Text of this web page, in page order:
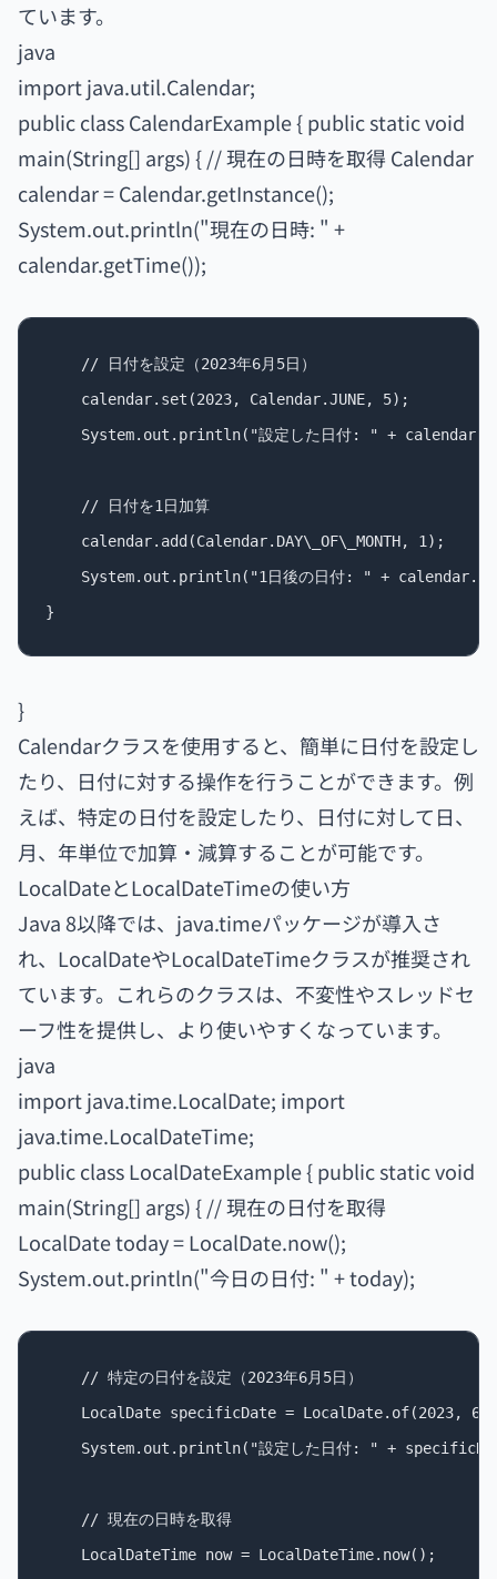
ています。
java
import java.util.Calendar;
public class CalendarExample { public static void
main(String[] args) { // 現在の日時を取得 Calendar
calendar = Calendar.getInstance();
System.out.println("現在の日時: " +
calendar.getTime());
    // 日付を設定（2023年6月5日）
    calendar.set(2023, Calendar.JUNE, 5);
System.out.println("設定した日付: " +
    // 日付を1日加算
    calendar.add(Calendar.DAY\_OF\_MONTH, 1);
System.out.println("1日後の日付: " +
}
Calendarクラスを使用すると、簡単に日付を設定し
たり、日付に対する操作を行うことができます。例
えば、特定の日付を設定したり、日付に対して日、
月、年単位で加算・減算することが可能です。
LocalDateとLocalDateTimeの使い方
Java 8以降では、java.timeパッケージが導入さ
れ、LocalDateやLocalDateTimeクラスが推奨され
ています。これらのクラスは、不変性やスレッドセ
ーフ性を提供し、より使いやすくなっています。
java
import java.time.LocalDate; import
java.time.LocalDateTime;
public class LocalDateExample { public static void
main(String[] args) { // 現在の日付を取得
LocalDate today = LocalDate.now();
System.out.println("今日の日付: " + today);
    // 特定の日付を設定（2023年6月5日）
LocalDate specificDate = LocalDate.of(2023, 6,
System.out.println("設定した日付: " +
    // 現在の日時を取得
    LocalDateTime now = LocalDateTime.now();